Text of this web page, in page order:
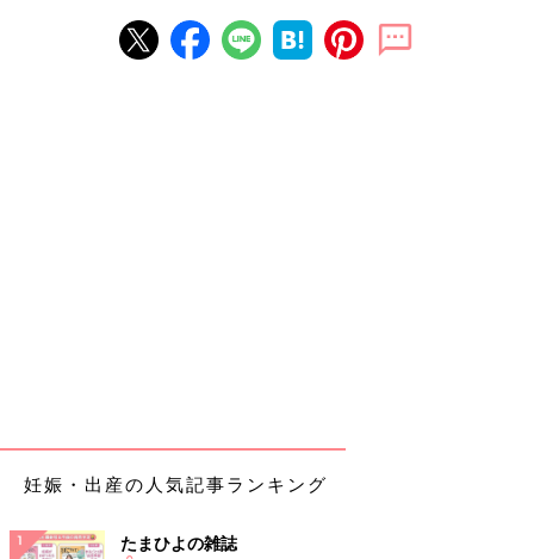
妊娠・出産の人気記事ランキング
たまひよの雑誌